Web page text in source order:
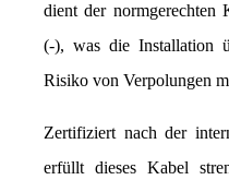
dient der normgerechten
(-), was die Installation
Risiko von Verpolungen
Zertifiziert nach der
erfüllt dieses Kabel